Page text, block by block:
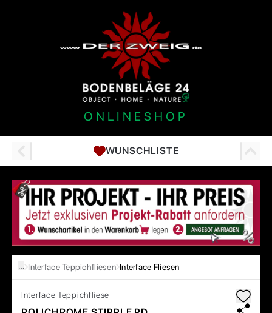
ONLINESHOP
WUNSCHLISTE
… Interface Teppichfliesen Interface Fliesen
Interface Teppichfliese